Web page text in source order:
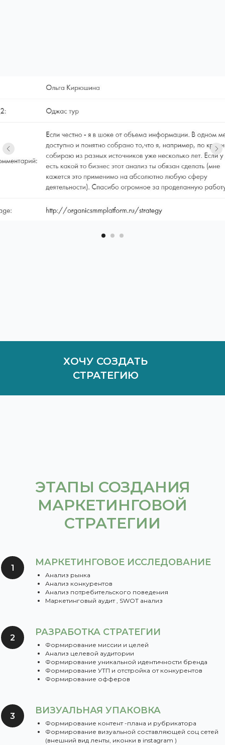
ХОЧУ СОЗДАТЬ
СТРАТЕГИЮ
ЭТАПЫ СОЗДАНИЯ
МАРКЕТИНГОВОЙ
СТРАТЕГИИ
МАРКЕТИНГОВОЕ ИССЛЕДОВАНИЕ
Анализ рынка
Анализ конкурентов
Анализ потребительского поведения
Маркетинговый аудит , SWOT анализ
РАЗРАБОТКА СТРАТЕГИИ
Формирование миссии и целей
Анализ целевой аудитории
Формирование уникальной идентичности бренда
Формирование УТП и отстройка от конкурентов
Формирование офферов
ВИЗУАЛЬНАЯ УПАКОВКА
Формирование контент -плана и рубрикатора
Формирование визуальной составляющей соц сетей
(внешний вид ленты, иконки в instagram )